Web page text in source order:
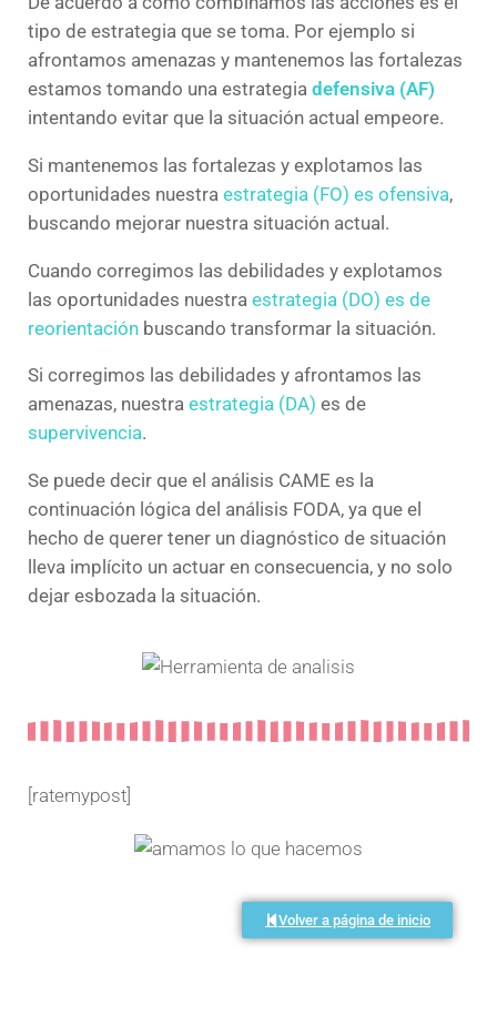
tipo de estrategia que se toma. Por ejemplo si
afrontamos amenazas y mantenemos las fortalezas
estamos tomando una estrategia defensiva (AF)
intentando evitar que la situación actual empeore.
Si mantenemos las fortalezas y explotamos las
oportunidades nuestra estrategia (FO) es ofensiva,
buscando mejorar nuestra situación actual.
Cuando corregimos las debilidades y explotamos
las oportunidades nuestra estrategia (DO) es de
reorientación buscando transformar la situación.
Si corregimos las debilidades y afrontamos las
amenazas, nuestra estrategia (DA) es de
supervivencia.
Se puede decir que el análisis CAME es la
continuación lógica del análisis FODA, ya que el
hecho de querer tener un diagnóstico de situación
lleva implícito un actuar en consecuencia, y no solo
dejar esbozada la situación.
[ratemypost]
Volver a página de inicio